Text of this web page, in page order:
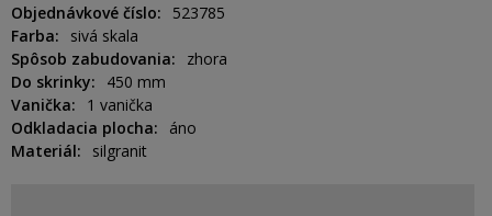
Objednávkové číslo
523785
Farba
sivá skala
Spôsob zabudovania
zhora
Do skrinky
450 mm
Vanička
1 vanička
Odkladacia plocha
áno
Materiál
silgranit